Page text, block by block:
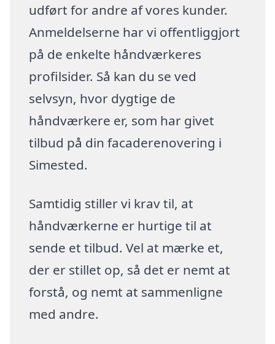
udført for andre af vores kunder.
Anmeldelserne har vi offentliggjort
på de enkelte håndværkeres
profilsider. Så kan du se ved
selvsyn, hvor dygtige de
håndværkere er, som har givet
tilbud på din facaderenovering i
Simested.
Samtidig stiller vi krav til, at
håndværkerne er hurtige til at
sende et tilbud. Vel at mærke et,
der er stillet op, så det er nemt at
forstå, og nemt at sammenligne
med andre.